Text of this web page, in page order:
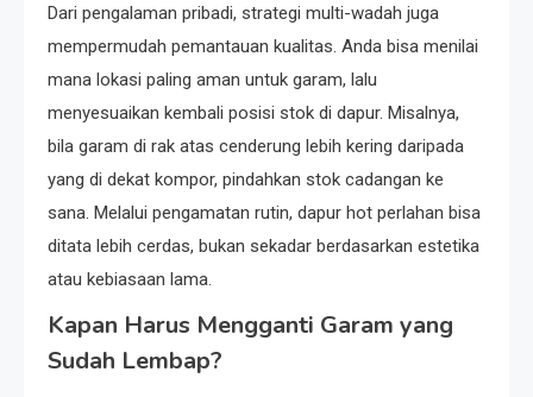
Dari pengalaman pribadi, strategi multi-wadah juga
mempermudah pemantauan kualitas. Anda bisa menilai
mana lokasi paling aman untuk garam, lalu
menyesuaikan kembali posisi stok di dapur. Misalnya,
bila garam di rak atas cenderung lebih kering daripada
yang di dekat kompor, pindahkan stok cadangan ke
sana. Melalui pengamatan rutin, dapur hot perlahan bisa
ditata lebih cerdas, bukan sekadar berdasarkan estetika
atau kebiasaan lama.
Kapan Harus Mengganti Garam yang
Sudah Lembap?